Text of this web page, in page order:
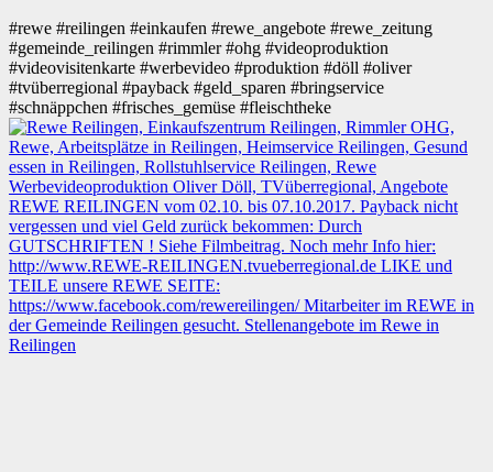
#rewe #reilingen #einkaufen #rewe_angebote #rewe_zeitung
#gemeinde_reilingen #rimmler #ohg #videoproduktion
#videovisitenkarte #werbevideo #produktion #döll #oliver
#tvüberregional #payback #geld_sparen #bringservice
#schnäppchen #frisches_gemüse #fleischtheke